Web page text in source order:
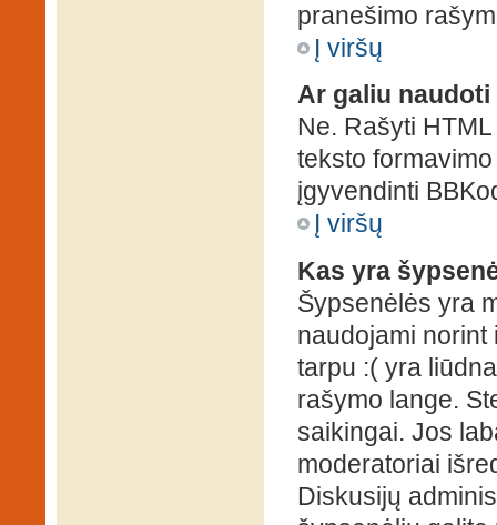
pranešimo
Į viršų
Ar galiu naudoti
Ne. Rašyti
teksto
įgyvendinti
Į viršų
Kas yra
Šypsenėlės yra
naudojami norint
tarpu :( yra
rašymo lange.
saikingai. Jos
moderatoriai
Diskusijų